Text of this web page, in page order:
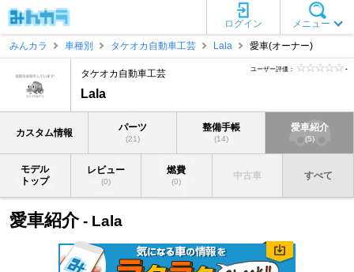
メニュー
ログイン
みんカラ
車種別 タケオカ自動車工芸 Lala 愛車(オーナー)
タケオカ自動車工芸
Lala
ユーザー評価： -
カスタム情報 パーツ
(21)
整備手帳
(14)
愛車紹介
(5)
モデル
トップ
レビュー
(0)
燃費
(0)
中古車 すべて
愛車紹介- Lala